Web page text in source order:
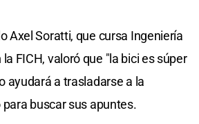
Axel Soratti, que cursa Ingeniería
FICH, valoró que "la bici es súper
ayudará a trasladarse a la
buscar sus apuntes.